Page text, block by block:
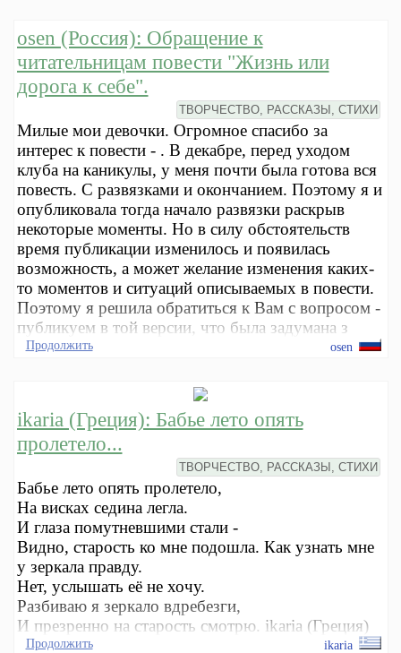
osen (Россия): Обращение к
читательницам повести "Жизнь или
дорога к себе".
ТВОРЧЕСТВО, РАССКАЗЫ, СТИХИ
Милые мои девочки. Огромное спасибо за
интерес к повести - . В декабре, перед уходом
клуба на каникулы, у меня почти была готова вся
повесть. С развязками и окончанием. Поэтому я и
опубликовала тогда начало развязки раскрыв
некоторые моменты. Но в силу обстоятельств
время публикации изменилось и появилась
возможность, а может желание изменения каких-
то моментов и ситуаций описываемых в повести.
Поэтому я решила обратиться к Вам с вопросом -
публикуем в той версии, что была задумана з
Продолжить osen
ikaria (Греция): Бабье лето опять
пролетело...
ТВОРЧЕСТВО, РАССКАЗЫ, СТИХИ
Бабье лето опять пролетело,
На висках седина легла.
И глаза помутневшими стали -
Видно, старость ко мне подошла. Как узнать мне
у зеркала правду.
Нет, услышать её не хочу.
Разбиваю я зеркало вдребезги,
И презренно на старость смотрю. ikaria (Греция)
Продолжить ikaria